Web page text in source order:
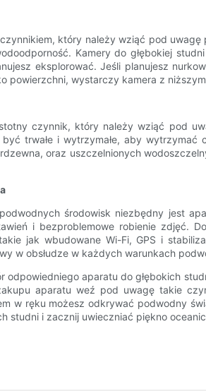
który należy wziąć pod
Kamery do głębokiej
eksplorować. Jeśli planujesz
powierzchni, wystarczy kamera z
czynnik, który należy wziąć pod
trwałe i wytrzymałe, aby
oraz uszczelnionych
środowisk niezbędny jest
i bezproblemowe robienie zdjęć.
jak wbudowane Wi-Fi, GPS i
w obsłudze w każdych warunkach
odpowiedniego aparatu do głębokich
aparatu weź pod uwagę takie
w ręku możesz odkrywać podwodny
studni i zacznij uwieczniać piękno